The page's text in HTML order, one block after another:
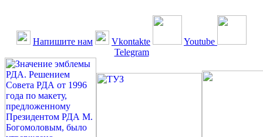
Напишите нам Vkontakte
Youtube
Telegram